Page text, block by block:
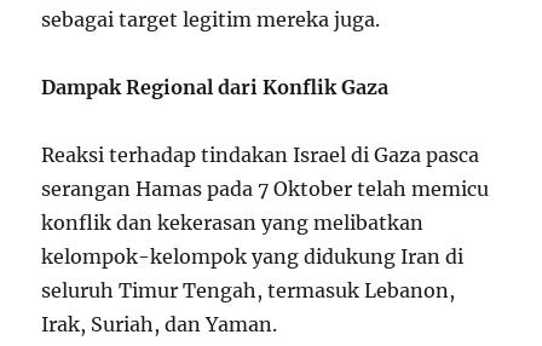
sebagai target legitim mereka juga.
Dampak Regional dari Konflik Gaza
Reaksi terhadap tindakan Israel di Gaza pasca
serangan Hamas pada 7 Oktober telah memicu
konflik dan kekerasan yang melibatkan
kelompok-kelompok yang didukung Iran di
seluruh Timur Tengah, termasuk Lebanon,
Irak, Suriah, dan Yaman.